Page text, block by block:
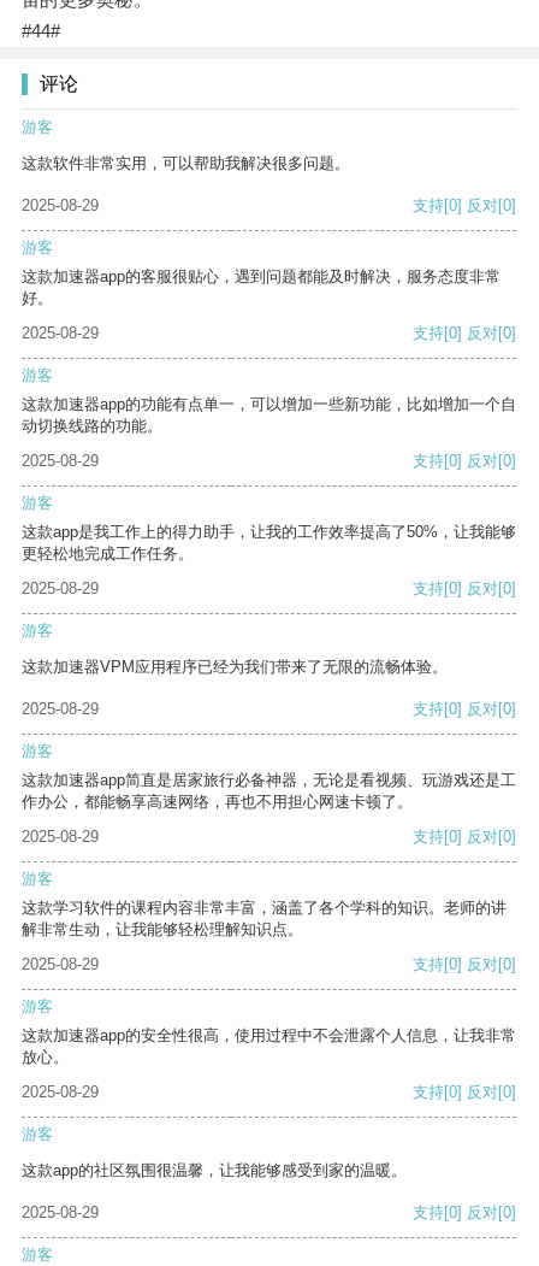
#44#
评论
游客
这款软件非常实用，可以帮助我解决很多问题。
2025-08-29 支持[0] 反对[0]
游客
这款加速器app的客服很贴心，遇到问题都能及时解决，服务态度非常
好。
2025-08-29
支持[0] 反对[0]
游客
这款加速器app的功能有点单一，可以增加一些新功能，比如增加一个自
动切换线路的功能。
2025-08-29
支持[0] 反对[0]
游客
这款app是我工作上的得力助手，让我的工作效率提高了50%，让我能够
更轻松地完成工作任务。
2025-08-29
支持[0] 反对[0]
游客
这款加速器VPM应用程序已经为我们带来了无限的流畅体验。
2025-08-29 支持[0] 反对[0]
游客
这款加速器app简直是居家旅行必备神器，无论是看视频、玩游戏还是工
作办公，都能畅享高速网络，再也不用担心网速卡顿了。
2025-08-29
支持[0] 反对[0]
游客
这款学习软件的课程内容非常丰富，涵盖了各个学科的知识。老师的讲
解非常生动，让我能够轻松理解知识点。
2025-08-29
支持[0] 反对[0]
游客
这款加速器app的安全性很高，使用过程中不会泄露个人信息，让我非常
放心。
2025-08-29
支持[0] 反对[0]
游客
这款app的社区氛围很温馨，让我能够感受到家的温暖。
2025-08-29 支持[0] 反对[0]
游客